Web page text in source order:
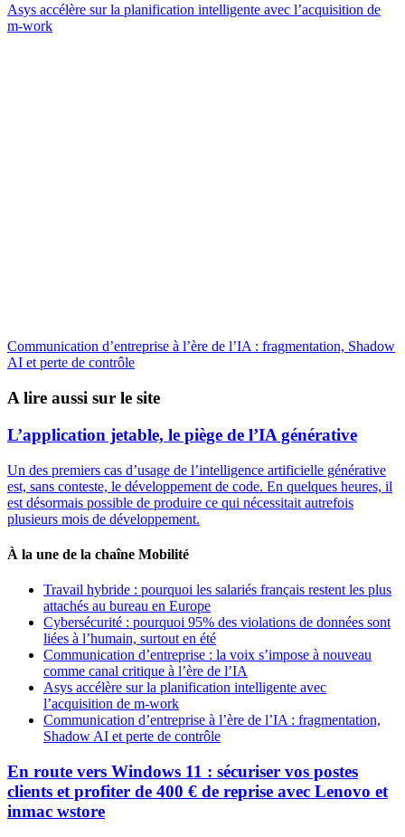
Asys accélère sur la planification intelligente avec l’acquisition de
m-work
Communication d’entreprise à l’ère de l’IA : fragmentation, Shadow
AI et perte de contrôle
A lire aussi sur le site
L’application jetable, le piège de l’IA générative
Un des premiers cas d’usage de l’intelligence artificielle générative
est, sans conteste, le développement de code. En quelques heures, il
est désormais possible de produire ce qui nécessitait autrefois
plusieurs mois de développement.
À la une de la chaîne Mobilité
Travail hybride : pourquoi les salariés français restent les plus
attachés au bureau en Europe
Cybersécurité : pourquoi 95% des violations de données sont
liées à l’humain, surtout en été
Communication d’entreprise : la voix s’impose à nouveau
comme canal critique à l’ère de l’IA
Asys accélère sur la planification intelligente avec
l’acquisition de m-work
Communication d’entreprise à l’ère de l’IA : fragmentation,
Shadow AI et perte de contrôle
En route vers Windows 11 : sécuriser vos postes
clients et profiter de 400 € de reprise avec Lenovo et
inmac wstore